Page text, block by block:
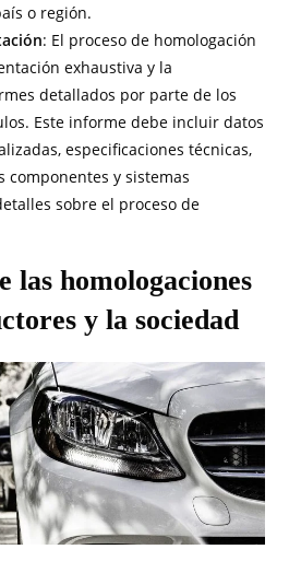
o región.
: El proceso de homologación
exhaustiva y la
detallados por parte de los
Este informe debe incluir datos
especificaciones técnicas,
componentes y sistemas
sobre el proceso de
las homologaciones
y la sociedad